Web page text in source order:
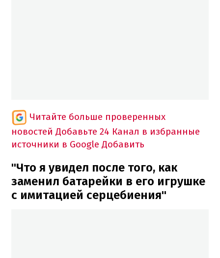
Читайте больше проверенных
новостей Добавьте 24 Канал в избранные
источники в Google Добавить
"Что я увидел после того, как
заменил батарейки в его игрушке
с имитацией серцебиения"